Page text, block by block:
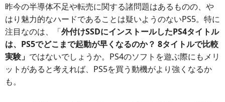
昨今の半導体不足や転売に関する諸問題はあるものの、や
はり魅力的なハードであることは疑いようのないPS5。特に
注目なのは、「外付けSSDにインストールしたPS4タイトル
は、PS5でどこまで起動が早くなるのか？ 8タイトルで比較
実験」 ではないでしょうか。PS4のソフトを遊ぶ際にもメリ
ットがあると考えれば、PS5を買う動機がより強くなるか
も。